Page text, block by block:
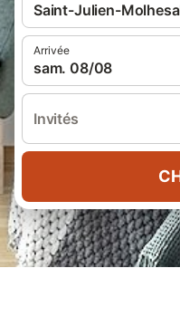
Saint-Julien-
Arrivée
sam. 08/08
Invités